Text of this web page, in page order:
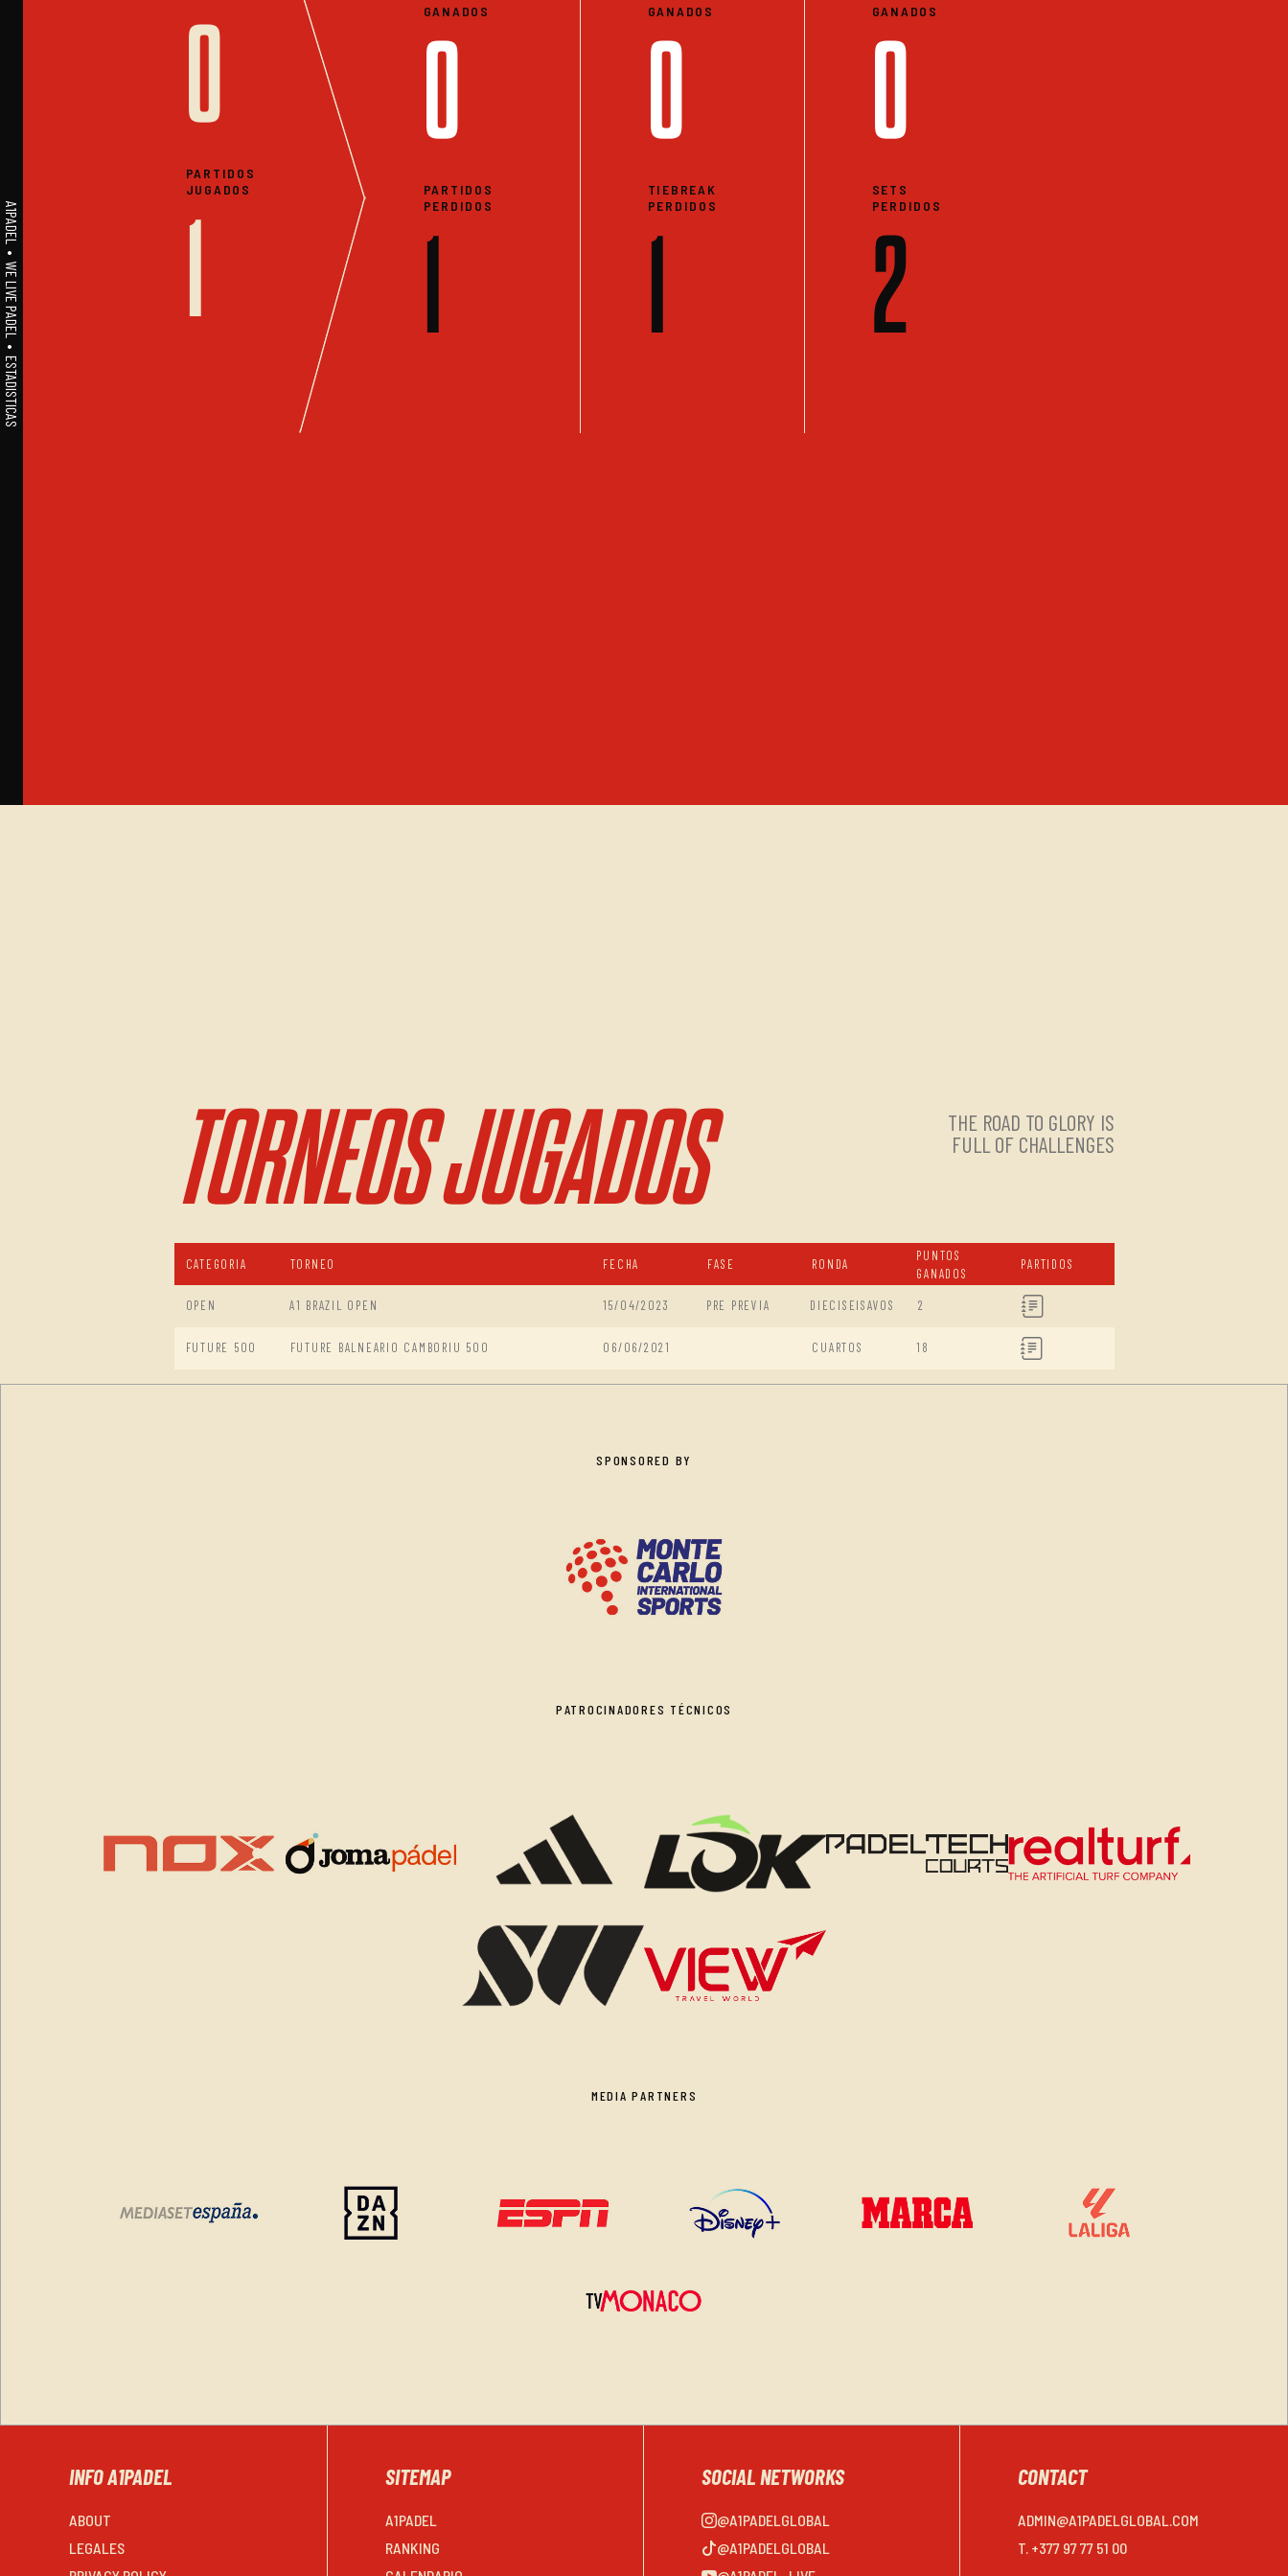
A1PADEL • WE LIVE PADEL • ESTADISTICAS
0
PARTIDOS
JUGADOS
1
GANADOS
0
PARTIDOS
PERDIDOS
1
GANADOS
0
TIEBREAK
PERDIDOS
1
GANADOS
0
SETS
PERDIDOS
2
TORNEOS JUGADOS
THE ROAD TO GLORY IS
FULL OF CHALLENGES
CATEGORIA TORNEO FECHA FASE RONDA
PUNTOS
GANADOS
PARTIDOS
OPEN A1 BRAZIL OPEN 15/04/2023 PRE PREVIA DIECISEISAVOS 2
FUTURE 500 FUTURE BALNEARIO CAMBORIU 500 06/06/2021 CUARTOS 18
SPONSORED BY
PATROCINADORES TÉCNICOS
MEDIA PARTNERS
INFO A1PADEL
ABOUT
LEGALES
SITEMAP
A1PADEL
RANKING
SOCIAL NETWORKS
@A1PADELGLOBAL
@A1PADELGLOBAL
CONTACT
ADMIN@A1PADELGLOBAL.COM
T. +377 97 77 51 00